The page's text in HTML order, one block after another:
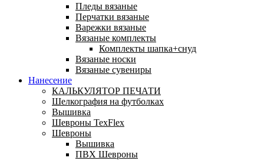
Пледы вязаные
Перчатки вязаные
Варежки вязаные
Вязаные комплекты
Комплекты шапка+снуд
Вязаные носки
Вязаные сувениры
Нанесение
КАЛЬКУЛЯТОР ПЕЧАТИ
Шелкография на футболках
Вышивка
Шевроны TexFlex
Шевроны
Вышивка
ПВХ Шевроны